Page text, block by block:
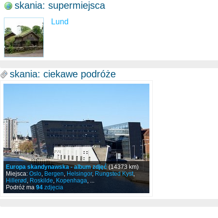
skania: supermiejsca
Lund
skania: ciekawe podróże
Europa skandynawska - album zdjęć(14373 km)
Miejsca: Oslo, Bergen, Helsingor, Rungsted Kyst,
Hillerød , Roskilde, Kopenhaga, ...
Podróż ma 94 zdjęcia